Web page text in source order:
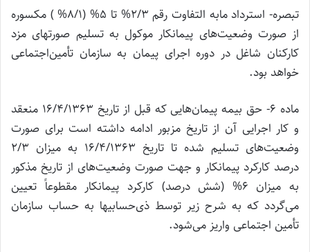
تبصره- استرداد مابه التفاوت رقم 2/3% تا 5% (8/1% ) مکسوره
از صورت وضعیت‌های پیمانکار موکول به تسلیم صورتهای مزد
کارکنان شاغل در دوره اجرای پیمان به سازمان تأمین‌اجتماعی
خواهد بود.
ماده 6- حق بیمه پیمان‌هایی که قبل از تاریخ 16/4/1363 منعقد
و کار اجرایی آن از تاریخ مزبور ادامه داشته است برای صورت
وضعیت‌های تسلیم شده تا تاریخ 16/4/1363 به میزان 2/3
درصد کارکرد پیمانکار و جهت صورت وضعیت‌های از تاریخ مذکور
به میزان 6% (شش درصد) کارکرد پیمانکار مقطوعاً تعیین
می‌گردد که به شرح زیر توسط ذی‌حسابیها به حساب سازمان
تأمین اجتماعی واریز می‌شود.